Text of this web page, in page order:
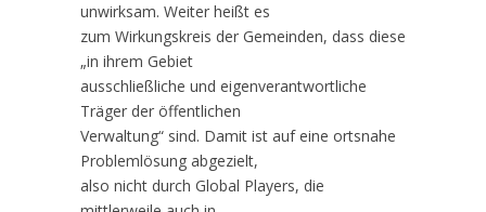
unwirksam. Weiter heißt es
zum Wirkungskreis der Gemeinden, dass diese
„in ihrem Gebiet
ausschließliche und eigenverantwortliche
Träger der öffentlichen
Verwaltung“ sind. Damit ist auf eine ortsnahe
Problemlösung abgezielt,
also nicht durch Global Players, die